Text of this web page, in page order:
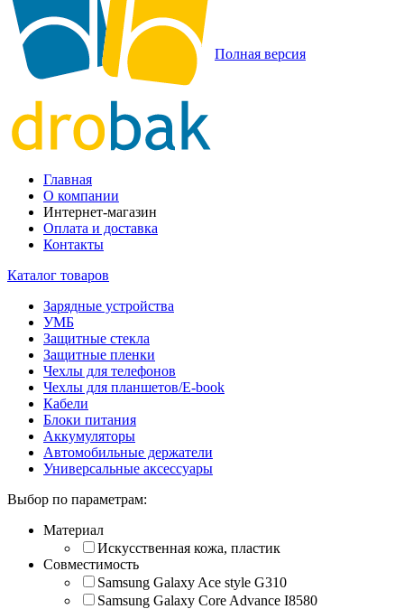
Полная версия
Главная
О компании
Интернет-магазин
Оплата и доставка
Контакты
Каталог товаров
Зарядные устройства
УМБ
Защитные стекла
Защитные пленки
Чехлы для телефонов
Чехлы для планшетов/E-book
Кабели
Блоки питания
Аккумуляторы
Автомобильные держатели
Универсальные аксессуары
Выбор по параметрам:
Материал
Искусственная кожа, пластик
Совместимость
Samsung Galaxy Ace style G310
Samsung Galaxy Core Advance I8580